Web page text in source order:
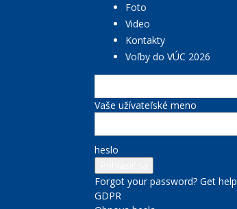
Foto
Video
Kontakty
Voľby do VÚC 2026
Vaše užívateľské meno
heslo
Forgot your password? Get help
GDPR